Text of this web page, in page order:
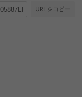
URLをコピー